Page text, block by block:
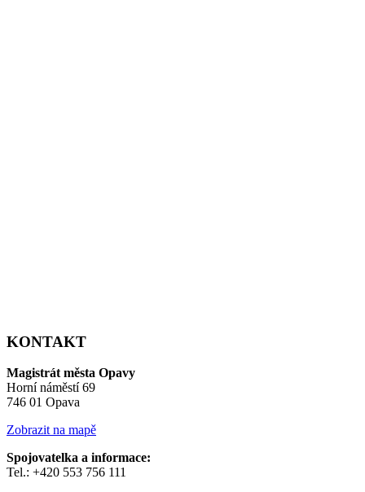
KONTAKT
Magistrát města Opavy
Horní náměstí 69
746 01 Opava
Zobrazit na mapě
Spojovatelka a informace:
Tel.: +420 553 756 111